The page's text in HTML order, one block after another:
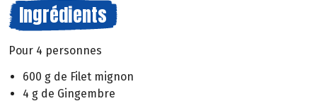
Ingrédients
Pour 4 personnes
600 g de Filet mignon
4 g de Gingembre